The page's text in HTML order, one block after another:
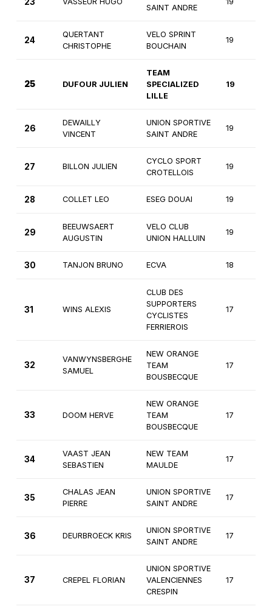
SAINT ANDRE
24
QUERTANT
CHRISTOPHE
VELO SPRINT
BOUCHAIN
19
25 DUFOUR JULIEN
TEAM
SPECIALIZED
LILLE
19
26
DEWAILLY
VINCENT
UNION SPORTIVE
SAINT ANDRE
19
27 BILLON JULIEN
CYCLO SPORT
CROTELLOIS
19
28 COLLET LEO ESEG DOUAI 19
29
BEEUWSAERT
AUGUSTIN
VELO CLUB
UNION HALLUIN
19
30 TANJON BRUNO ECVA 18
31 WINS ALEXIS
CLUB DES
SUPPORTERS
CYCLISTES
FERRIEROIS
17
32
VANWYNSBERGHE
SAMUEL
NEW ORANGE
TEAM
BOUSBECQUE
17
33 DOOM HERVE
NEW ORANGE
TEAM
BOUSBECQUE
17
34
VAAST JEAN
SEBASTIEN
NEW TEAM
MAULDE
17
35
CHALAS JEAN
PIERRE
UNION SPORTIVE
SAINT ANDRE
17
36 DEURBROECK KRIS
UNION SPORTIVE
SAINT ANDRE
17
37 CREPEL FLORIAN
UNION SPORTIVE
VALENCIENNES
CRESPIN
17